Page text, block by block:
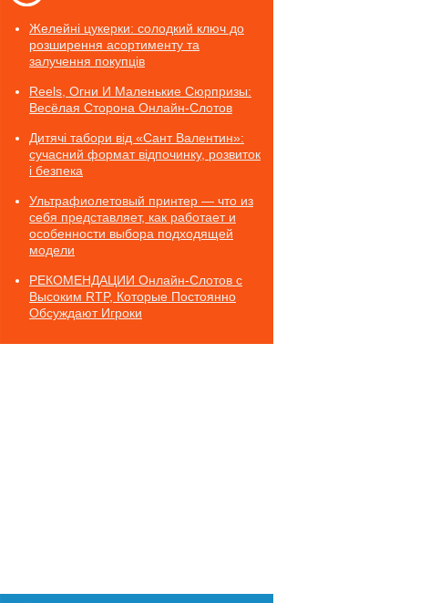
Желейні цукерки: солодкий ключ до
розширення асортименту та
залучення покупців
Reels, Огни И Маленькие Сюрпризы:
Весёлая Сторона Онлайн-Слотов
Дитячі табори від «Сант Валентин»:
сучасний формат відпочинку, розвиток
і безпека
Ультрафиолетовый принтер — что из
себя представляет, как работает и
особенности выбора подходящей
модели
РЕКОМЕНДАЦИИ Онлайн-Слотов с
Высоким RTP, Которые Постоянно
Обсуждают Игроки